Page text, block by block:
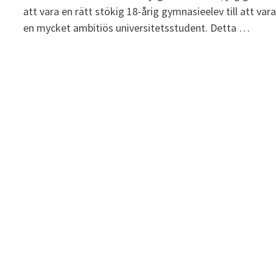
att vara en rätt stökig 18-årig gymnasieelev till att vara
en mycket ambitiös universitetsstudent. Detta …